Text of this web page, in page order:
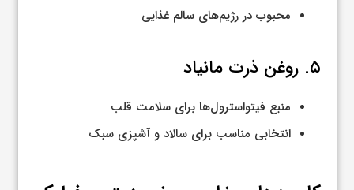
محبوب در رژیم‌های سالم غذایی
۵. روغن ذرت مانیاد
منبع فیتواسترول‌ها برای سلامت قلب
انتخابی مناسب برای سالاد و آشپزی سبک